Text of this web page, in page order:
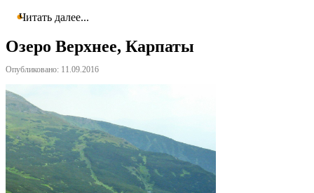
Читать далее...
Озеро Верхнее, Карпаты
Опубликовано: 11.09.2016